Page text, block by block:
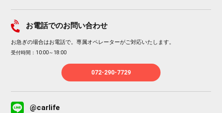
お電話でのお問い合わせ
お急ぎの場合はお電話で。専属オペレーターがご対応いたします。
受付時間：10:00～18:00
072-290-7729
@carlife